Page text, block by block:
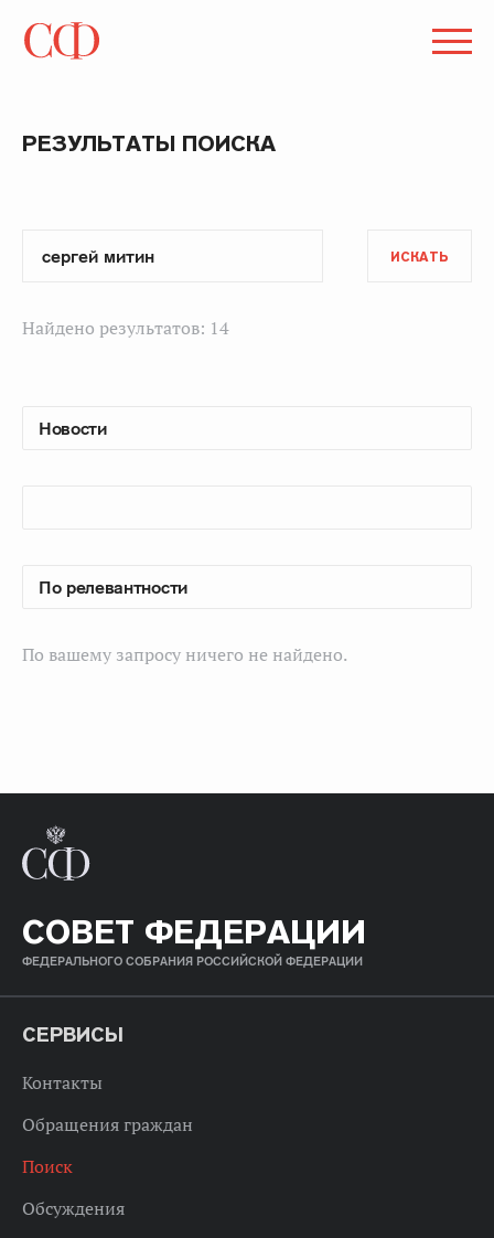
РЕЗУЛЬТАТЫ ПОИСКА
ИСКАТЬ
Найдено результатов: 14
По вашему запросу ничего не найдено.
СОВЕТ ФЕДЕРАЦИИ
ФЕДЕРАЛЬНОГО СОБРАНИЯ РОССИЙСКОЙ ФЕДЕРАЦИИ
СЕРВИСЫ
Контакты
Обращения граждан
Поиск
Обсуждения